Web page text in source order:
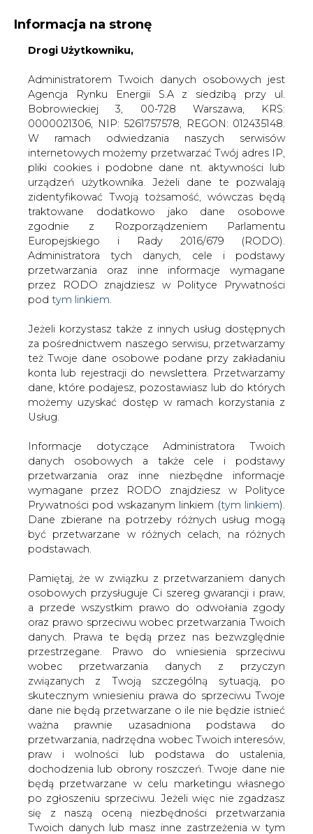
KONTAKT:
WYDAWCA PORTALU:
WYSOKI KONTRAST A A
ZALOGUJ SIĘ
WŁĄCZ CIRE.TV
Informacja na stronę
Drogi Użytkowniku,
Administratorem Twoich danych osobowych jest
Agencja Rynku Energii S.A z siedzibą przy ul.
Bobrowieckiej 3, 00-728 Warszawa, KRS:
0000021306, NIP: 5261757578, REGON: 012435148.
W ramach odwiedzania naszych serwisów
internetowych możemy przetwarzać Twój adres IP,
pliki cookies i podobne dane nt. aktywności lub
urządzeń użytkownika. Jeżeli dane te pozwalają
zidentyfikować Twoją tożsamość, wówczas będą
traktowane dodatkowo jako dane osobowe
zgodnie z Rozporządzeniem Parlamentu
Europejskiego i Rady 2016/679 (RODO).
Administratora tych danych, cele i podstawy
przetwarzania oraz inne informacje wymagane
przez RODO znajdziesz w Polityce Prywatności
pod tym linkiem.
Jeżeli korzystasz także z innych usług dostępnych
za pośrednictwem naszego serwisu, przetwarzamy
też Twoje dane osobowe podane przy zakładaniu
konta lub rejestracji do newslettera. Przetwarzamy
dane, które podajesz, pozostawiasz lub do których
możemy uzyskać dostęp w ramach korzystania z
Usług.
Informacje dotyczące Administratora Twoich
danych osobowych a także cele i podstawy
przetwarzania oraz inne niezbędne informacje
wymagane przez RODO znajdziesz w Polityce
Prywatności pod wskazanym linkiem (tym linkiem).
Dane zbierane na potrzeby różnych usług mogą
być przetwarzane w różnych celach, na różnych
podstawach.
Pamiętaj, że w związku z przetwarzaniem danych
osobowych przysługuje Ci szereg gwarancji i praw,
a przede wszystkim prawo do odwołania zgody
oraz prawo sprzeciwu wobec przetwarzania Twoich
danych. Prawa te będą przez nas bezwzględnie
przestrzegane. Prawo do wniesienia sprzeciwu
wobec przetwarzania danych z przyczyn
związanych z Twoją szczególną sytuacją, po
skutecznym wniesieniu prawa do sprzeciwu Twoje
dane nie będą przetwarzane o ile nie będzie istnieć
ważna prawnie uzasadniona podstawa do
przetwarzania, nadrzędna wobec Twoich interesów,
praw i wolności lub podstawa do ustalenia,
dochodzenia lub obrony roszczeń. Twoje dane nie
będą przetwarzane w celu marketingu własnego
po zgłoszeniu sprzeciwu. Jeżeli więc nie zgadzasz
się z naszą oceną niezbędności przetwarzania
Twoich danych lub masz inne zastrzeżenia w tym
Strona główna
SERWIS INFORMACYJNY CIRE
/ KWB Adamów tworzy kolejny zbiornik wodny
2010-07-13 00:00
skomentuj
udostępnij:
KWB Adamów tworzy kolejny
zbiornik wodny
Rozpoczęło się formowanie czaszy
zbiornika wodnego Władysławów. To
już kolejny taki obiekt, który powstanie
w wyniku działań rekultywacyjnych
Kopalni Węgla Brunatnego
&#8222;Adamów&#8221;.
Zbiornik wodny znajdzie się w wyrobisku
poeksploatacyjnym odkrywki węgla brunatnego
„Władysławów”. Akwen o powierzchni ok. 154 ha,
położony będzie pomiędzy miejscowościami Russocice
na południu i Milinów na północy, należącymi do gminy
Władysławów.